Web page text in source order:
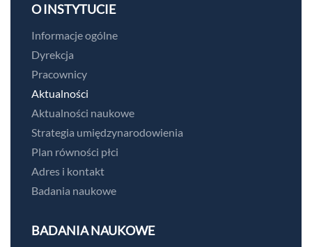
O INSTYTUCIE
Informacje ogólne
Dyrekcja
Pracownicy
Aktualności
Aktualności naukowe
Strategia umiędzynarodowienia
Plan równości płci
Adres i kontakt
Badania naukowe
BADANIA NAUKOWE